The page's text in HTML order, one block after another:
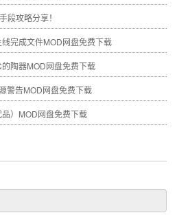
段攻略分享！
完成文件MOD网盘免费下载
陶器MOD网盘免费下载
警告MOD网盘免费下载
）MOD网盘免费下载